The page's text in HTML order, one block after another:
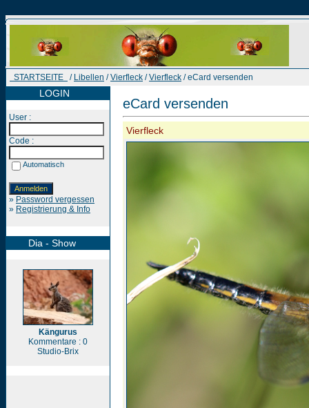
STARTSEITE / Libellen /Vierfleck /Vierfleck / eCard versenden
LOGIN
User :
Code :
Automatisch
» Password vergessen
» Registrierung & Info
Dia - Show
Kängurus
Kommentare : 0
Studio-Brix
eCard versenden
Vierfleck